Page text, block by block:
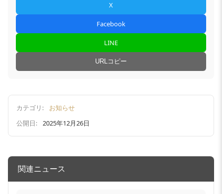
X
Facebook
LINE
URLコピー
カテゴリ:
お知らせ
公開日:
2025年12月26日
関連ニュース